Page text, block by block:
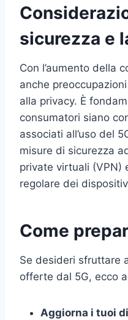
sicurezza e
Con l’aumento della
anche
alla privacy. È
consumatori siano
associati all’uso del
misure di sicurezza
private virtuali (VPN)
regolare dei
Come
Se desideri sfruttare
offerte dal 5G, ecco
Aggiorna i tuoi